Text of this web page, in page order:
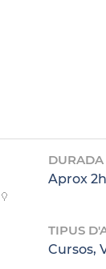
DURADA
Aprox 2h
TIPUS
Cursos,